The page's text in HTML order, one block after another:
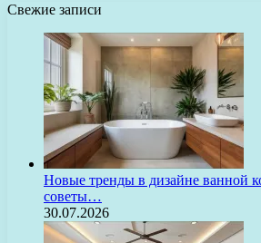
Свежие записи
Новые тренды в дизайне ванной
советы…
30.07.2026